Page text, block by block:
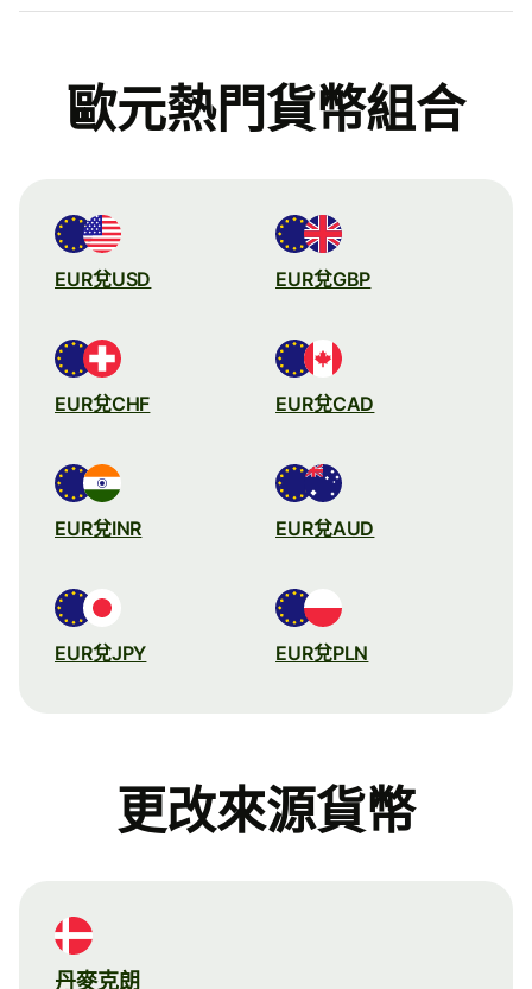
歐元熱門貨幣組合
EUR兌USD EUR兌GBP
EUR兌CHF EUR兌CAD
EUR兌INR EUR兌AUD
EUR兌JPY EUR兌PLN
更改來源貨幣
丹麥克朗